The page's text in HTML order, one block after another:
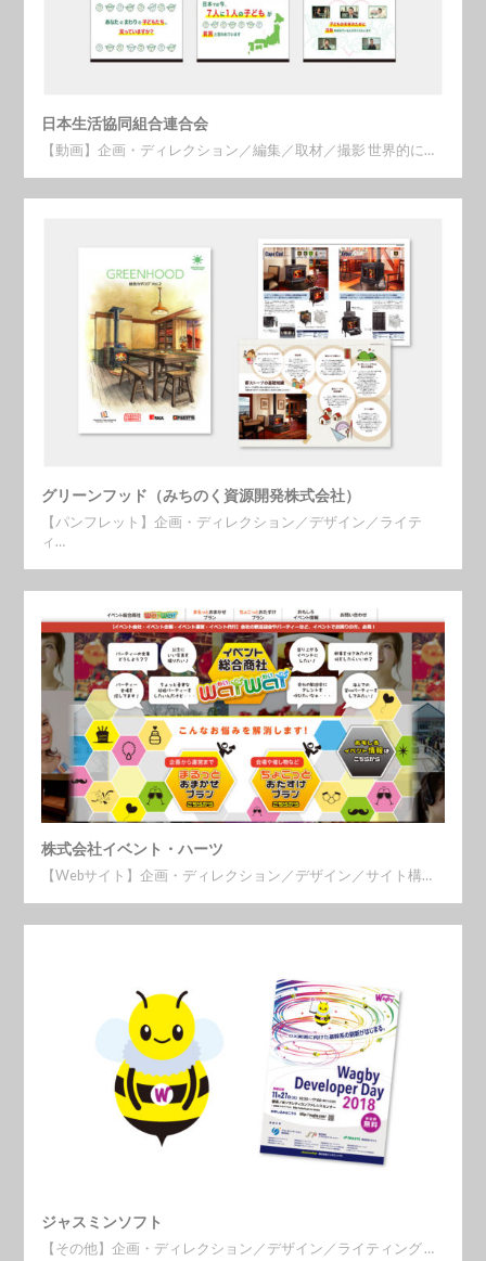
日本生活協同組合連合会
【動画】企画・ディレクション／編集／取材／撮影 世界的に…
グリーンフッド（みちのく資源開発株式会社）
【パンフレット】企画・ディレクション／デザイン／ライテ
ィ…
株式会社イベント・ハーツ
【Webサイト】企画・ディレクション／デザイン／サイト構…
ジャスミンソフト
【その他】企画・ディレクション／デザイン／ライティング …